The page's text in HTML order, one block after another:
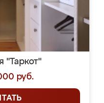
"Таркот"
руб.